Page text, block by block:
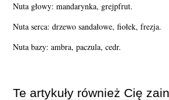
Nuta głowy: mandarynka, grejpfrut.
Nuta serca: drzewo sandałowe, fiołek, frezja.
Nuta bazy: ambra, paczula, cedr.
Te artykuły również Cię